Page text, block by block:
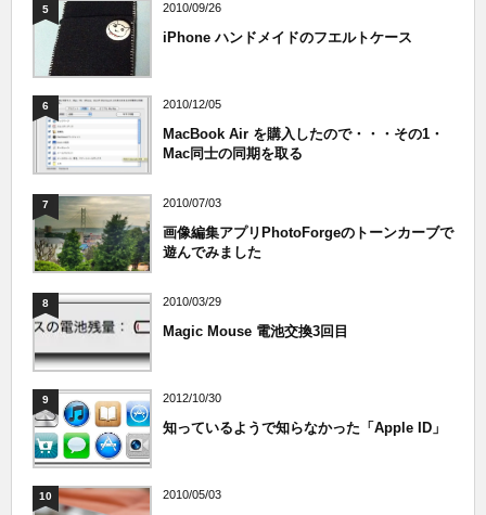
5 2010/09/26
iPhone ハンドメイドのフエルトケース
6 2010/12/05
MacBook Air を購入したので・・・その1・
Mac同士の同期を取る
7 2010/07/03
画像編集アプリPhotoForgeのトーンカーブで
遊んでみました
8 2010/03/29
Magic Mouse 電池交換3回目
9 2012/10/30
知っているようで知らなかった「Apple ID」
10 2010/05/03